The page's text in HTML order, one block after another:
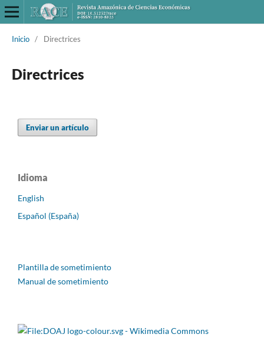
Inicio / Directrices
Directrices
Enviar un artículo
Idioma
English
Español (España)
Plantilla de sometimiento
Manual de sometimiento